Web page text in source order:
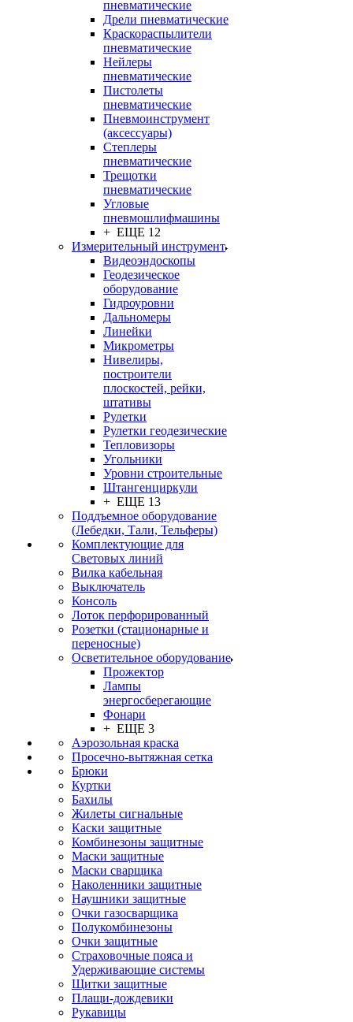
пневматические
Дрели пневматические
Краскораспылители
пневматические
Нейлеры
пневматические
Пистолеты
пневматические
Пневмоинструмент
(аксессуары)
Степлеры
пневматические
Трещотки
пневматические
Угловые
пневмошлифмашины
+ ЕЩЕ 12
Измерительный инструмент
Видеоэндоскопы
Геодезическое
оборудование
Гидроуровни
Дальномеры
Линейки
Микрометры
Нивелиры,
построители
плоскостей, рейки,
штативы
Рулетки
Рулетки геодезические
Тепловизоры
Угольники
Уровни строительные
Штангенциркули
+ ЕЩЕ 13
Поддъемное оборудование
(Лебедки, Тали, Тельферы)
Комплектующие для
Световых линий
Вилка кабельная
Выключатель
Консоль
Лоток перфорированный
Розетки (стационарные и
переносные)
Осветительное оборудование
Прожектор
Лампы
энергосберегающие
Фонари
+ ЕЩЕ 3
Аэрозольная краска
Просечно-вытяжная сетка
Брюки
Куртки
Бахилы
Жилеты сигнальные
Каски защитные
Комбинезоны защитные
Маски защитные
Маски сварщика
Наколенники защитные
Наушники защитные
Очки газосварщика
Полукомбинезоны
Очки защитные
Страховочные пояса и
Удерживающие системы
Щитки защитные
Плащи-дождевики
Рукавицы